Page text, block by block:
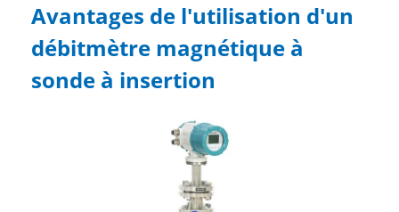
Avantages de l'utilisation d'un
débitmètre magnétique à
sonde à insertion